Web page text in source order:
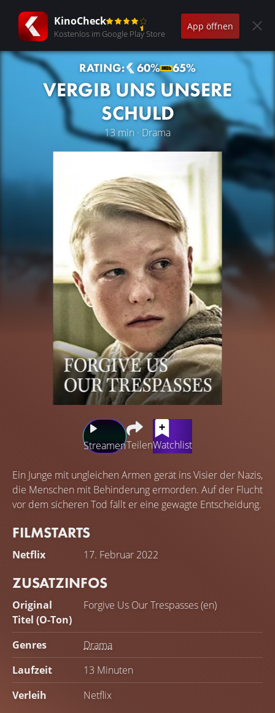
KinoCheck
Kostenlos im Google Play Store
App öffnen
RATING: 60% 65%
VERGIB UNS UNSERE
SCHULD
13 min · Drama
StreamenTeilenWatchlist
Ein Junge mit ungleichen Armen gerät ins Visier der Nazis,
die Menschen mit Behinderung ermorden. Auf der Flucht
vor dem sicheren Tod fällt er eine gewagte Entscheidung.
FILMSTARTS
Netflix 17. Februar 2022
ZUSATZINFOS
Original
Titel (O-Ton)
Forgive Us Our Trespasses (en)
Genres
Drama
Laufzeit
13 Minuten
Verleih
Netflix